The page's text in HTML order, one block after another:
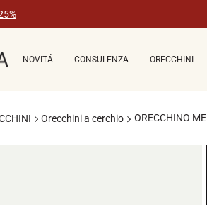
NOVITÁ CONSULENZA ORECCHINI
Orecchini a cerchio ORECCHINO